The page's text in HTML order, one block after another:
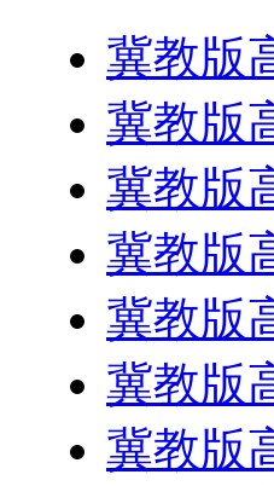
冀教版
冀教版
冀教版
冀教版
冀教版
冀教版
冀教版